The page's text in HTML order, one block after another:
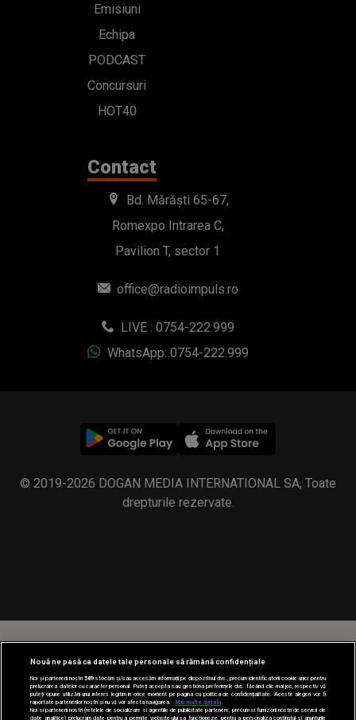
Emisiuni
Echipa
PODCAST
Concursuri
HOT40
Contact
Bd. Mărăști 65-67,
Romexpo Intrarea C,
Pavilion T, sector 1
office@radioimpuls.ro
LIVE : 0754-222.999
WhatsApp: 0754-222.999
© 2019-2026 DOGAN MEDIA INTERNATIONAL SA, Toate
drepturile rezervate.
Nouă ne pasă ca datele tale personale să rămână confidențiale
Noi și partenerii noștri589stocăm și/sau accesăm informații pe dispozitivul dvs., precum identificatorii cookie unici pentru
prelucrarea datelor cu caracter personal. Puteți accepta sau gestiona preferințele dvs. făcând clic mai jos, respectiv vă
puteți opune utilizării unui interes legitim în orice moment pe pagina cu politica de confidențialitate. Aceste alegeri vor fi
raportate partenerilor noștri și nu vă vor afecta navigarea.
Mai multe detalii
Noi si partenerii nostri (retelele de socializare si agentiile de publicitate partenere, precum si furnizorii nostri de servicii de
date analitice) prelucram date pentru a permite website-ului sa functioneze, pentru a personaliza continutul si anunturile